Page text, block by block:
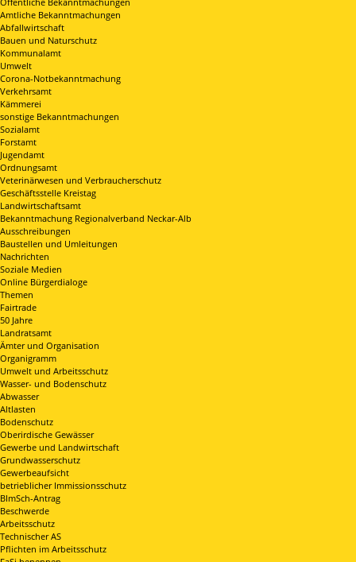
Amtliche Bekanntmachungen
Abfallwirtschaft
Bauen und Naturschutz
Kommunalamt
Umwelt
Corona-Notbekanntmachung
Verkehrsamt
Kämmerei
sonstige Bekanntmachungen
Sozialamt
Forstamt
Jugendamt
Ordnungsamt
Veterinärwesen und Verbraucherschutz
Geschäftsstelle Kreistag
Landwirtschaftsamt
Bekanntmachung Regionalverband Neckar-Alb
Ausschreibungen
Baustellen und Umleitungen
Nachrichten
Soziale Medien
Online Bürgerdialoge
Themen
Fairtrade
50 Jahre
Landratsamt
Ämter und Organisation
Organigramm
Umwelt und Arbeitsschutz
Wasser- und Bodenschutz
Abwasser
Altlasten
Bodenschutz
Oberirdische Gewässer
Gewerbe und Landwirtschaft
Grundwasserschutz
Gewerbeaufsicht
betrieblicher Immissionsschutz
BImSch-Antrag
Beschwerde
Arbeitsschutz
Technischer AS
Pflichten im Arbeitsschutz